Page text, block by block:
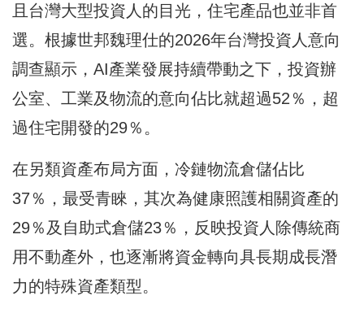
且台灣大型投資人的目光，住宅產品也並非首
選。根據世邦魏理仕的2026年台灣投資人意向
調查顯示，AI產業發展持續帶動之下，投資辦
公室、工業及物流的意向佔比就超過52％，超
過住宅開發的29％。
在另類資產布局方面，冷鏈物流倉儲佔比
37％，最受青睞，其次為健康照護相關資產的
29％及自助式倉儲23％，反映投資人除傳統商
用不動產外，也逐漸將資金轉向具長期成長潛
力的特殊資產類型。